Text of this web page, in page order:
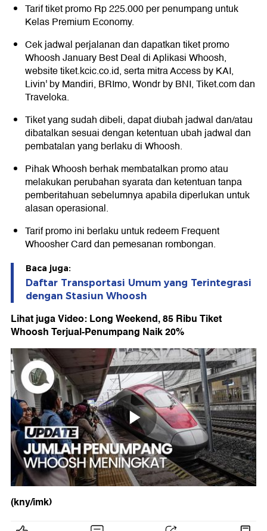
Tarif tiket promo Rp 225.000 per penumpang untuk
Kelas Premium Economy.
Cek jadwal perjalanan dan dapatkan tiket promo
Whoosh January Best Deal di Aplikasi Whoosh,
website tiket.kcic.co.id, serta mitra Access by KAI,
Livin' by Mandiri, BRImo, Wondr by BNI, Tiket.com dan
Traveloka.
Tiket yang sudah dibeli, dapat diubah jadwal dan/atau
dibatalkan sesuai dengan ketentuan ubah jadwal dan
pembatalan yang berlaku di Whoosh.
Pihak Whoosh berhak membatalkan promo atau
melakukan perubahan syarata dan ketentuan tanpa
pemberitahuan sebelumnya apabila diperlukan untuk
alasan operasional.
Tarif promo ini berlaku untuk redeem Frequent
Whoosher Card dan pemesanan rombongan.
Baca juga:
Daftar Transportasi Umum yang Terintegrasi
dengan Stasiun Whoosh
Lihat juga Video: Long Weekend, 85 Ribu Tiket
Whoosh Terjual-Penumpang Naik 20%
(kny/imk)